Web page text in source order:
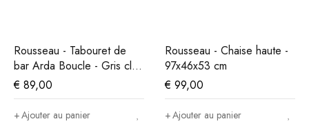
Rousseau - Tabouret de
bar Arda Boucle - Gris clair
- 86x49x46 cm
€ 89,00
Ajouter au panier
Rousseau - Chaise haute -
97x46x53 cm
€ 99,00
Ajouter au panier